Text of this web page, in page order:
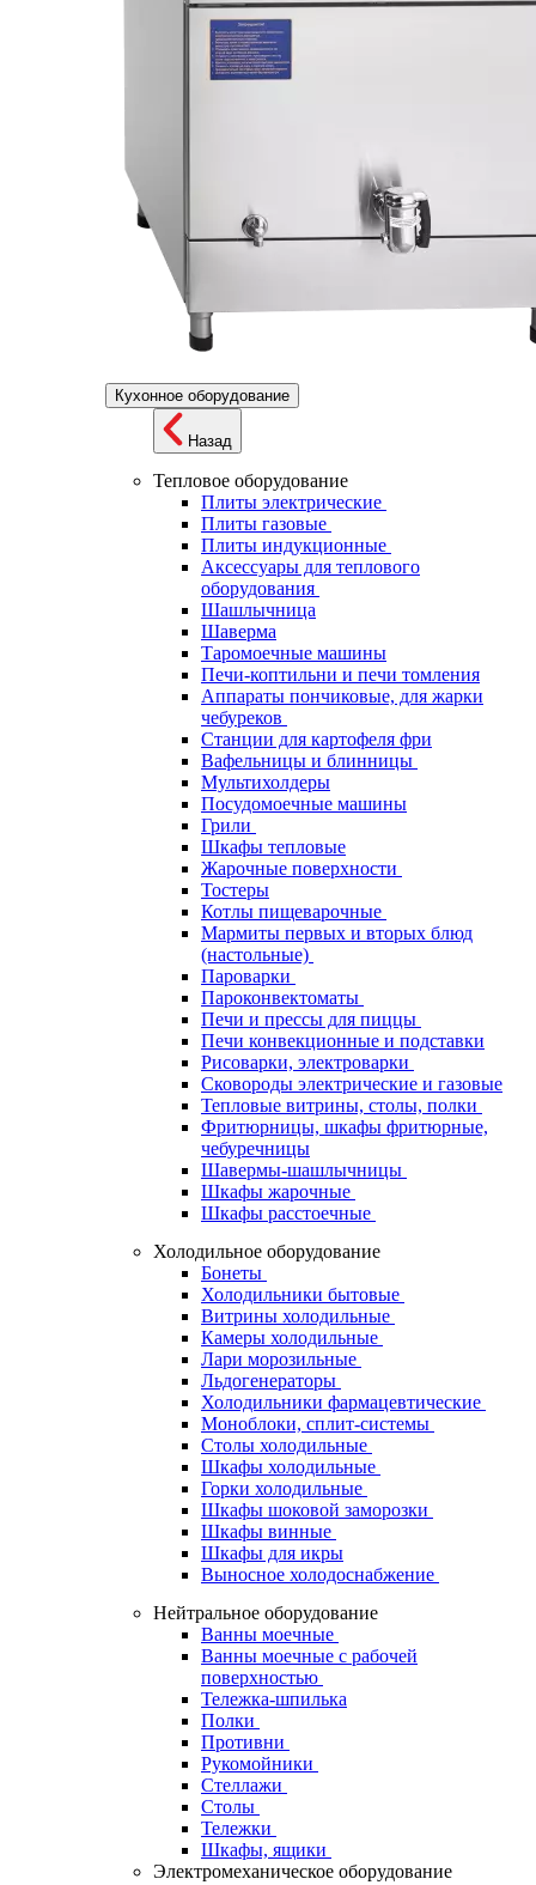
Кухонное оборудование
Назад
Тепловое оборудование
Плиты электрические
Плиты газовые
Плиты индукционные
Аксессуары для теплового
оборудования
Шашлычница
Шаверма
Таромоечные машины
Печи-коптильни и печи томления
Аппараты пончиковые, для жарки
чебуреков
Станции для картофеля фри
Вафельницы и блинницы
Мультихолдеры
Посудомоечные машины
Грили
Шкафы тепловые
Жарочные поверхности
Тостеры
Котлы пищеварочные
Мармиты первых и вторых блюд
(настольные)
Пароварки
Пароконвектоматы
Печи и прессы для пиццы
Печи конвекционные и подставки
Рисоварки, электроварки
Сковороды электрические и газовые
Тепловые витрины, столы, полки
Фритюрницы, шкафы фритюрные,
чебуречницы
Шавермы-шашлычницы
Шкафы жарочные
Шкафы расстоечные
Холодильное оборудование
Бонеты
Холодильники бытовые
Витрины холодильные
Камеры холодильные
Лари морозильные
Льдогенераторы
Холодильники фармацевтические
Моноблоки, сплит-системы
Столы холодильные
Шкафы холодильные
Горки холодильные
Шкафы шоковой заморозки
Шкафы винные
Шкафы для икры
Выносное холодоснабжение
Нейтральное оборудование
Ванны моечные
Ванны моечные с рабочей
поверхностью
Тележка-шпилька
Полки
Противни
Рукомойники
Стеллажи
Столы
Тележки
Шкафы, ящики
Электромеханическое оборудование